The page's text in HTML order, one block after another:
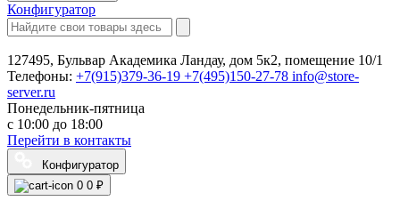
Конфигуратор
127495, Бульвар Академика Ландау, дом 5к2, помещение 10/1
Телефоны: +7(915)379-36-19 +7(495)150-27-78 info@store-
server.ru
Понедельник-пятница
с 10:00 до 18:00
Перейти в контакты
Конфигуратор
0 0 ₽